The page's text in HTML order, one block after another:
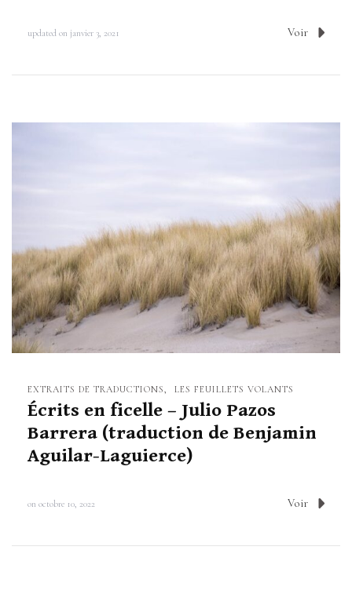
updated on janvier 3, 2021 Voir
EXTRAITS DE TRADUCTIONS LES FEUILLETS VOLANTS
Écrits en ficelle – Julio Pazos
Barrera (traduction de Benjamin
Aguilar-Laguierce)
on octobre 10, 2022 Voir